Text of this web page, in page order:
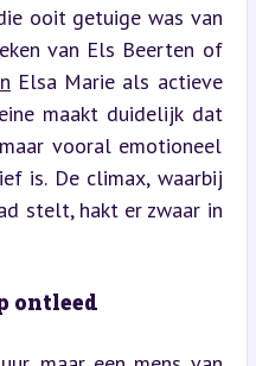
ooit getuige was van
van Els Beerten of
Elsa Marie als actieve
maakt duidelijk dat
vooral emotioneel
is. De climax, waarbij
stelt, hakt er zwaar in
ontleed